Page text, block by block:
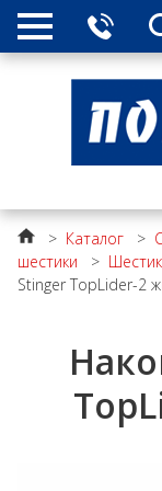
> Каталог >
шестики
>
Stinger TopLider-2